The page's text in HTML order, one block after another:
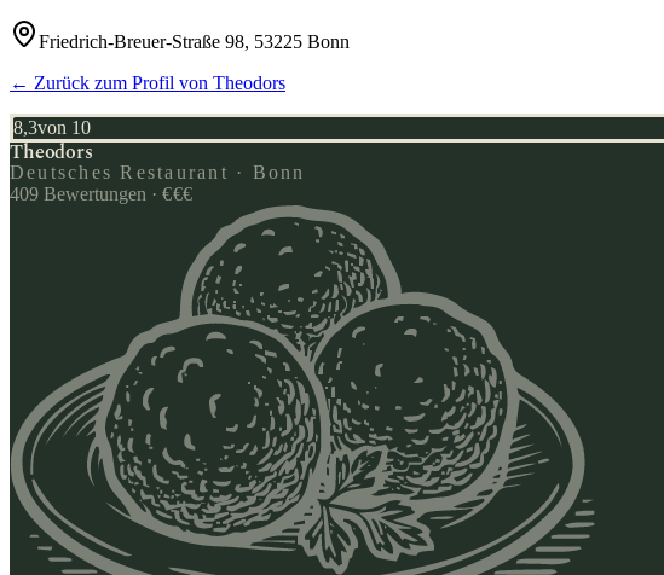
Friedrich-Breuer-Straße 98, 53225 Bonn
← Zurück zum Profil von Theodors
8,3von 10
Theodors
Deutsches Restaurant · Bonn
409 Bewertungen · €€€